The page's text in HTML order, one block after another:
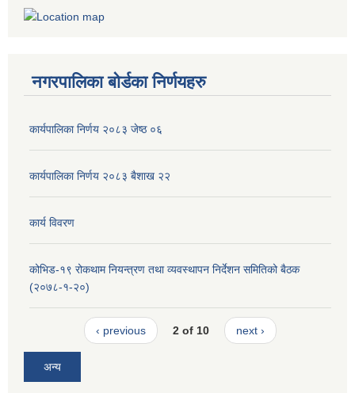
नगरपालिका बोर्डका निर्णयहरु
कार्यपालिका निर्णय २०८३ जेष्ठ ०६
कार्यपालिका निर्णय २०८३ बैशाख २२
कार्य विवरण
कोभिड-१९ रोकथाम नियन्त्रण तथा व्यवस्थापन निर्देशन समितिको बैठक
(२०७८-१-२०)
‹ previous 2 of 10 next ›
अन्य